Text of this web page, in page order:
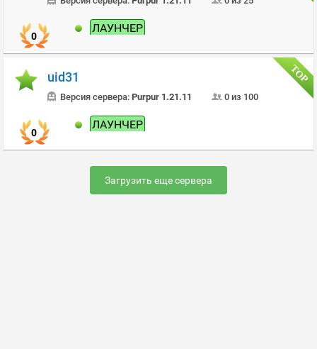
0
ЛАУНЧЕР
uid31
Версия сервера: Purpur 1.21.11 0 из 100
0
ЛАУНЧЕР
Загрузить еще сервера